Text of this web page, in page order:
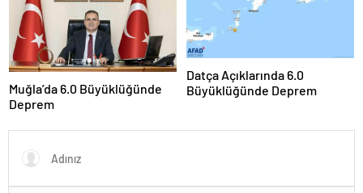
Muğla’da 6.0 Büyüklüğünde
Deprem
Datça Açıklarında 6.0
Büyüklüğünde Deprem